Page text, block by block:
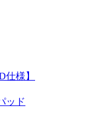
様】
ッド